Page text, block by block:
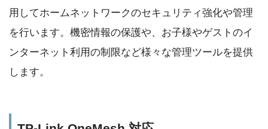
用してホームネットワークのセキュリティ強化や管理
を行います。機密情報の保護や、お子様やゲストのイ
ンターネット利用の制限など様々な管理ツールを提供
します。